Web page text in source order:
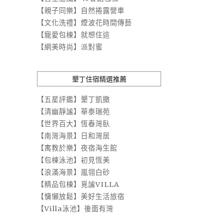
【親子同樂】自然捲露營車
【文化洗禮】煙波花時間傳藝
【寵愛包棟】就想住這
【網美時尚】派對蜜
墾丁住宿精選推薦
【五星評鑑】墾丁凱撒
【清幽靜謐】華泰瑞苑
【世界百大】恆春灣臥
【南灣海景】日和灣居
【寓教於樂】夜宿海生館
【包棟泳池】初見恆美
【浪滿海景】嵐翎白砂
【精品包棟】覓謐VILLA
【慵懶放鬆】美好生活旅宿
【Villa泳池】後面有灣